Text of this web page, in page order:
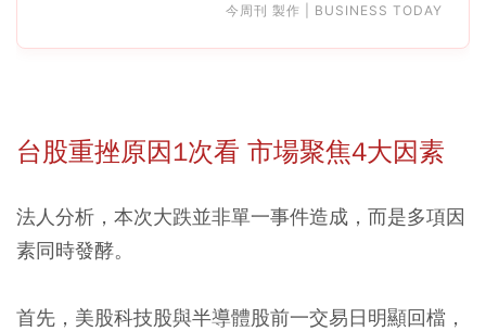
今周刊 製作 | BUSINESS TODAY
台股重挫原因1次看 市場聚焦4大因素
法人分析，本次大跌並非單一事件造成，而是多項因
素同時發酵。
首先，美股科技股與半導體股前一交易日明顯回檔，